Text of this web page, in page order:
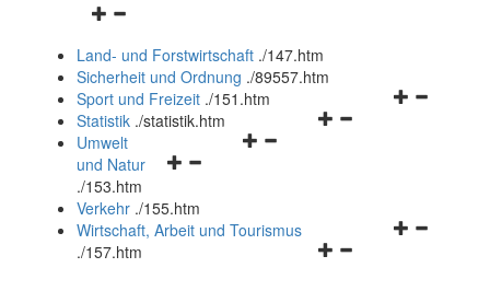
Navigationsmenü
und
schließen
Land- und Forstwirtschaft ./147.htm
Sicherheit und Ordnung ./89557.htm
Navigationsmenü
Sport und Freizeit ./151.htm
Navigationsmenü
Statistik ./statistik.htm
Navigationsmenü
und
schließen
Umwelt
und Natur
./153.htm
Verkehr ./155.htm
Navigationsmenü
Wirtschaft, Arbeit und Tourismus
./157.htm